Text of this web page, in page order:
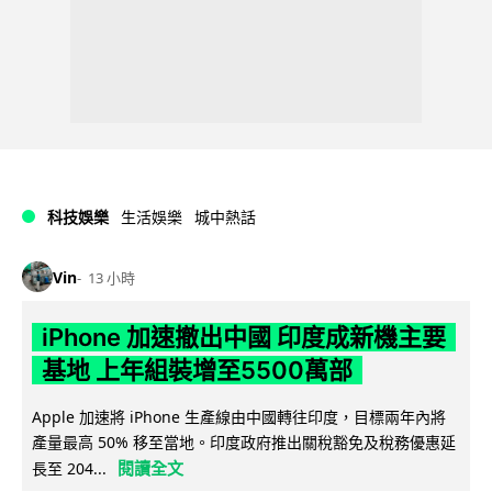
科技娛樂 生活娛樂 城中熱話
Vin 13 小時
iPhone 加速撤出中國 印度成新機主要
基地 上年組裝增至5500萬部
Apple 加速將 iPhone 生產線由中國轉往印度，目標兩年內將
產量最高 50% 移至當地。印度政府推出關稅豁免及稅務優惠延
長至 204...
閱讀全文